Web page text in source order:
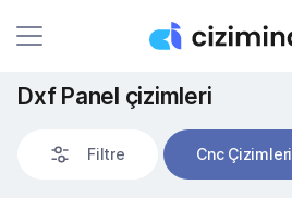
Dxf Panel çizimleri
Filtre Cnc Çizimleri